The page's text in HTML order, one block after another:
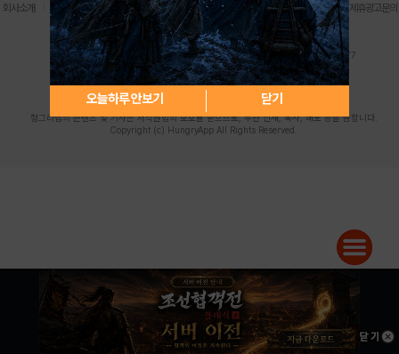
오늘하루 안보기 닫기
회사소개 이용약관 | 개인정보 처리방침 | 청소년 보호정책 | 불법촬영물 신고센터 | 제휴광고문의
사업자등록번호:119-86-61101 (주)스마트나우 대표이사:송현두
주소: 서울시 금천구 가산디지털1로 171 연락처:063-284-8635 팩스:02-6265-0377
청소년보호책임자:김동욱desk@hungryapp.co.kr
등록번호:서울아02322 | 등록일자:2016년4월25일
발행인:(주)스마트나우 송현두 | 편집인:김동욱
헝그리앱의 콘텐츠 및 기사는 저작권법의 보호를 받으므로, 무단 전재, 복사, 배포 등을 금합니다.
Copyright (c) HungryApp All Rights Reserved.